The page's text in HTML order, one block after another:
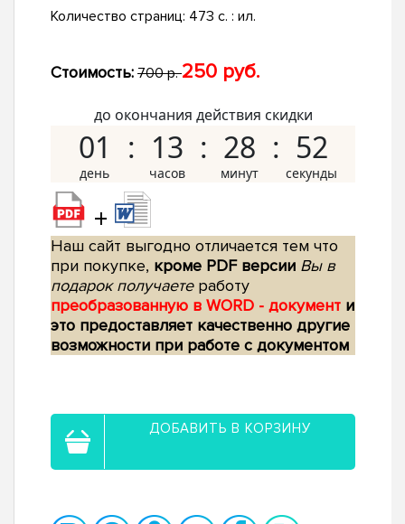
Количество страниц: 473 с. : ил.
Стоимость: 700 р.250 руб.
до окончания действия скидки
01 13 28 51
+
Наш сайт выгодно отличается тем что
при покупке, кроме PDF версии Вы в
подарок получаетеработу
преобразованную в WORD - документ и
это предоставляет качественно другие
возможности при работе с документом
ДОБАВИТЬ В КОРЗИНУ